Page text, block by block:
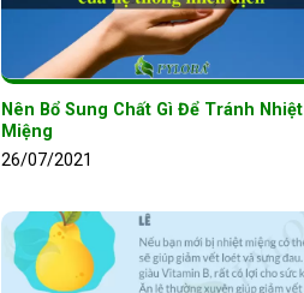
Nên Bổ Sung Chất Gì Để Tránh Nhiệt
Miệng
26/07/2021